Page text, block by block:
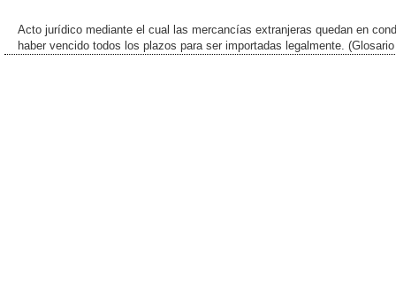
Acto jurídico mediante el cual las mercancías extranjeras quedan en
haber vencido todos los plazos para ser importadas legalmente.